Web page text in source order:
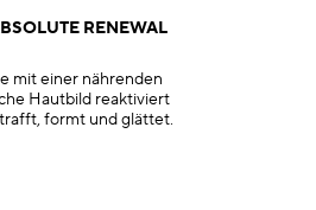
RENEWAL
mit einer nährenden
Hautbild reaktiviert
formt und glättet.